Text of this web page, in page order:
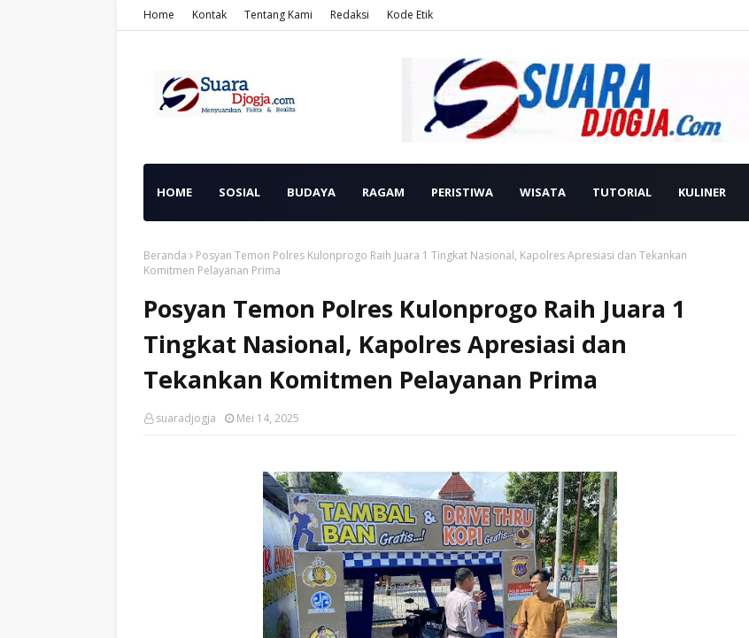
Home Kontak Tentang Kami Redaksi Kode Etik
HOME SOSIAL BUDAYA RAGAM PERISTIWA WISATA TUTORIAL KULINER
Beranda
Posyan Temon Polres Kulonprogo Raih Juara 1 Tingkat Nasional, Kapolres Apresiasi dan Tekankan
Komitmen Pelayanan Prima
Posyan Temon Polres Kulonprogo Raih Juara 1
Tingkat Nasional, Kapolres Apresiasi dan
Tekankan Komitmen Pelayanan Prima
suaradjogja Mei 14, 2025